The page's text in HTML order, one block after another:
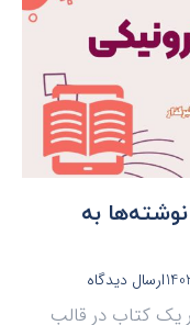
به
ارسال دیدگاه
یک کتاب در قالب